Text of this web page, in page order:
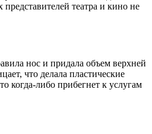
театра и кино не
нос и придала объем верхней
что делала пластические
когда-либо прибегнет к услугам